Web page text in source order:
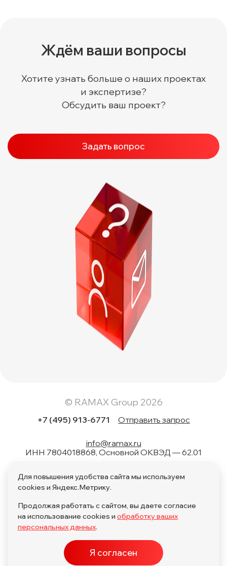
Ждём ваши вопросы
Хотите узнать больше о наших проектах
и экспертизе?
Обсудить ваш проект?
Задать вопрос
© RAMAX Group 2026
+7 (495) 913-6771 Отправить запрос
info@ramax.ru
ИНН 7804018868, Основной ОКВЭД — 62.01
1.02, 1.04, 1.05, 1.06, 1.08, 2.01, 3.01, 4.01, 11.01, 17.01, 27.01,
28.01
Политика обработки персональных данных
Для повышения удобства сайта мы используем
cookies и Яндекс.Метрику.
Продолжая работать с сайтом, вы даете согласие
на использование cookies и обработку ваших
персональных данных.
Я согласен